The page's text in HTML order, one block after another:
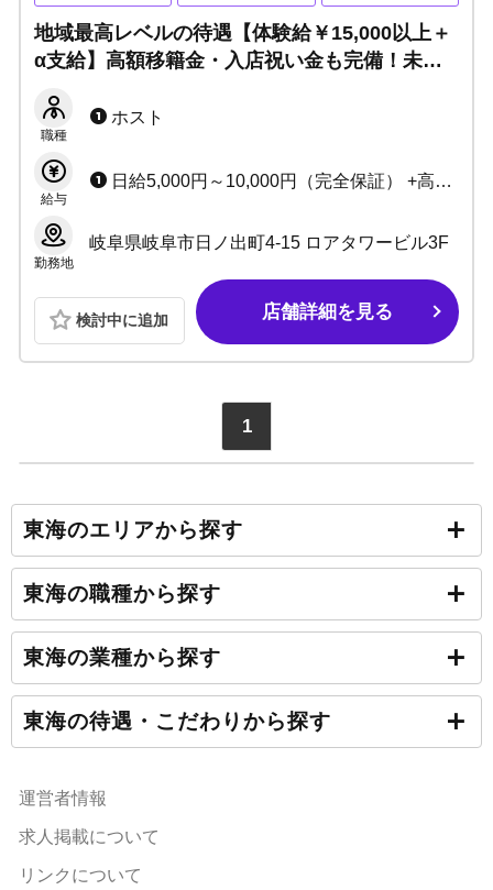
地域最高レベルの待遇【体験給￥15,000以上＋
α支給】高額移籍金・入店祝い金も完備！未経
ます！アットホームで好待遇だから安心！
職種
ホスト
給与
日給5,000円～10,000円（完全保証） +高額売上バック +レギュラー手当あり +その他、各種手当あり
勤務地
岐阜県岐阜市日ノ出町4-15 ロアタワービル3F
検討中に追加 店舗詳細を見る
1
東海のエリアから探す
東海の職種から探す
東海の業種から探す
東海の待遇・こだわりから探す
運営者情報
求人掲載について
リンクについて